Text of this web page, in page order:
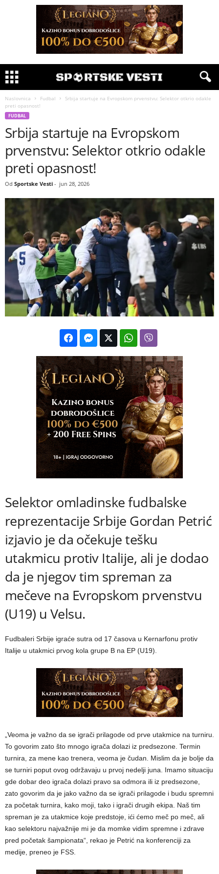
Naslovnica Fudbal
Srbija startuje na Evropskom prvenstvu: Selektor otkrio odakle
preti opasnost!
FUDBAL
Srbija startuje na Evropskom
prvenstvu: Selektor otkrio odakle
preti opasnost!
Od Sportske Vesti - jun 28, 2026
Selektor omladinske fudbalske
reprezentacije Srbije Gordan Petrić
izjavio je da očekuje tešku
utakmicu protiv Italije, ali je dodao
da je njegov tim spreman za
mečeve na Evropskom prvenstvu
(U19) u Velsu.
Fudbaleri Srbije igraće sutra od 17 časova u Kernarfonu protiv
Italije u utakmici prvog kola grupe B na EP (U19).
„Veoma je važno da se igrači prilagode od prve utakmice na turniru.
To govorim zato što mnogo igrača dolazi iz predsezone. Termin
turnira, za mene kao trenera, veoma je čudan. Mislim da je bolje da
se turniri poput ovog održavaju u prvoj nedelji juna. Imamo situaciju
gde dobar deo igrača dolazi pravo sa odmora ili iz predsezone,
zato govorim da je jako važno da se igrači prilagode i budu spremni
za početak turnira, kako moji, tako i igrači drugih ekipa. Naš tim
spreman je za utakmice koje predstoje, ići ćemo meč po meč, ali
kao selektoru najvažnije mi je da momke vidim spremne i zdrave
pred početak šampionata“, rekao je Petrić na konferenciji za
medije, preneo je FSS.